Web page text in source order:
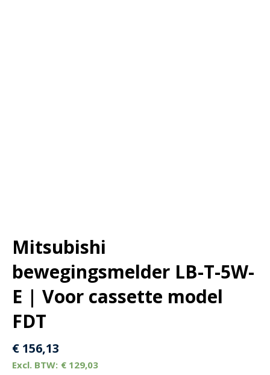
Mitsubishi
bewegingsmelder LB-T-5W-
E | Voor cassette model
FDT
€ 156,13
€ 129,03